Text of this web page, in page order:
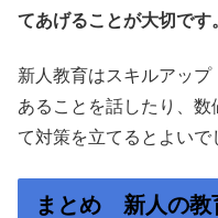
てあげることが大切です
新人教育はスキルアッ
あることを話したり、
て対策を立てるとよいで
まとめ 新人の教